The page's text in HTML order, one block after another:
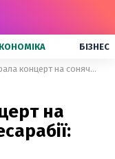
БІЗНЕС
Руслана зіграла концерт на сонячній енергії в Бесарабії: відео
на